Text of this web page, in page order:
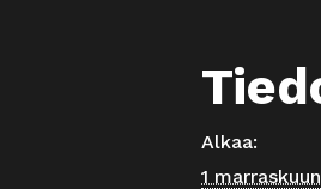
Alkaa:
1